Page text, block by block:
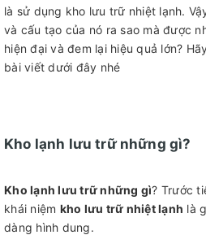
là sử dụng kho lưu trữ nhiệt lạnh.
và cấu tạo của nó ra sao mà được
hiện đại và đem lại hiệu quả lớn?
bài viết dưới đây nhé
Kho lạnh lưu trữ những gì?
Kho lạnh lưu trữ những gì? Trước
khái niệm kho lưu trữ nhiệt lạnh là
dàng hình dung.